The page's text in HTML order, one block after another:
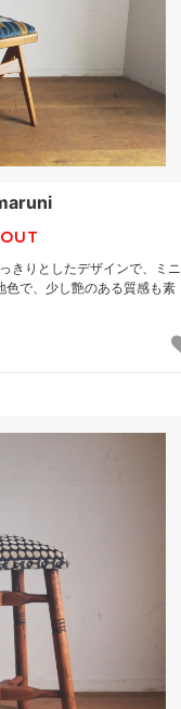
きりとしたデザインで、ミニ
色で、少し艶のある質感も素